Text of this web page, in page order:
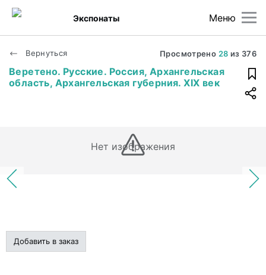
Меню
Экспонаты
Вернуться Просмотрено 28 из 376
Веретено. Русские. Россия, Архангельская
область, Архангельская губерния. XIX век
Нет изображения
Добавить в заказ